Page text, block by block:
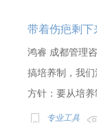
带着伤疤剩下
鸿睿 成都管理
搞培养制，我
方针：要从培养
专业工具